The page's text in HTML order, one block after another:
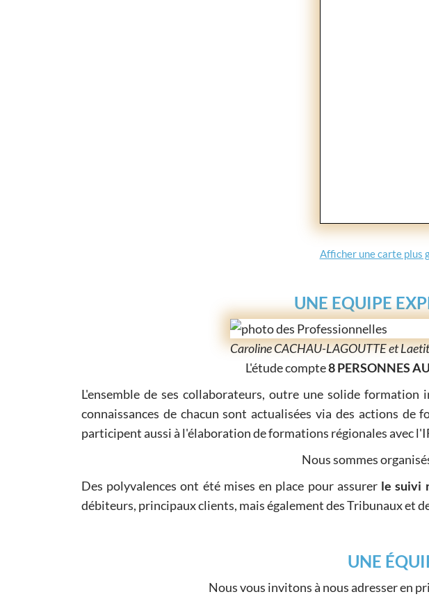
Afficher une carte plus
UNE EQUIPE
Caroline CACHAU-LAGOUTTE et
L'étude compte8 PERSONNES
L'ensemble de ses collaborateurs, outre une solide
connaissances de chacun sont actualisées via des actions
participent aussi à l'élaboration de formations régionales avec
Nous sommes
Des polyvalences ont été mises en place pour assurer le suivi
débiteurs, principaux clients, mais également des Tribunaux et
UNE
Nous vous invitons à nous adresser en